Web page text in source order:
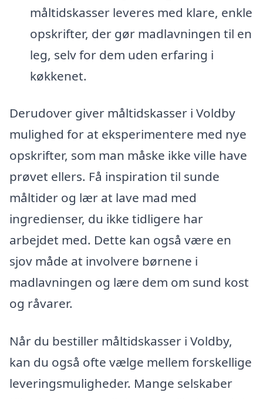
måltidskasser leveres med klare, enkle
opskrifter, der gør madlavningen til en
leg, selv for dem uden erfaring i
køkkenet.
Derudover giver måltidskasser i Voldby
mulighed for at eksperimentere med nye
opskrifter, som man måske ikke ville have
prøvet ellers. Få inspiration til sunde
måltider og lær at lave mad med
ingredienser, du ikke tidligere har
arbejdet med. Dette kan også være en
sjov måde at involvere børnene i
madlavningen og lære dem om sund kost
og råvarer.
Når du bestiller måltidskasser i Voldby,
kan du også ofte vælge mellem forskellige
leveringsmuligheder. Mange selskaber